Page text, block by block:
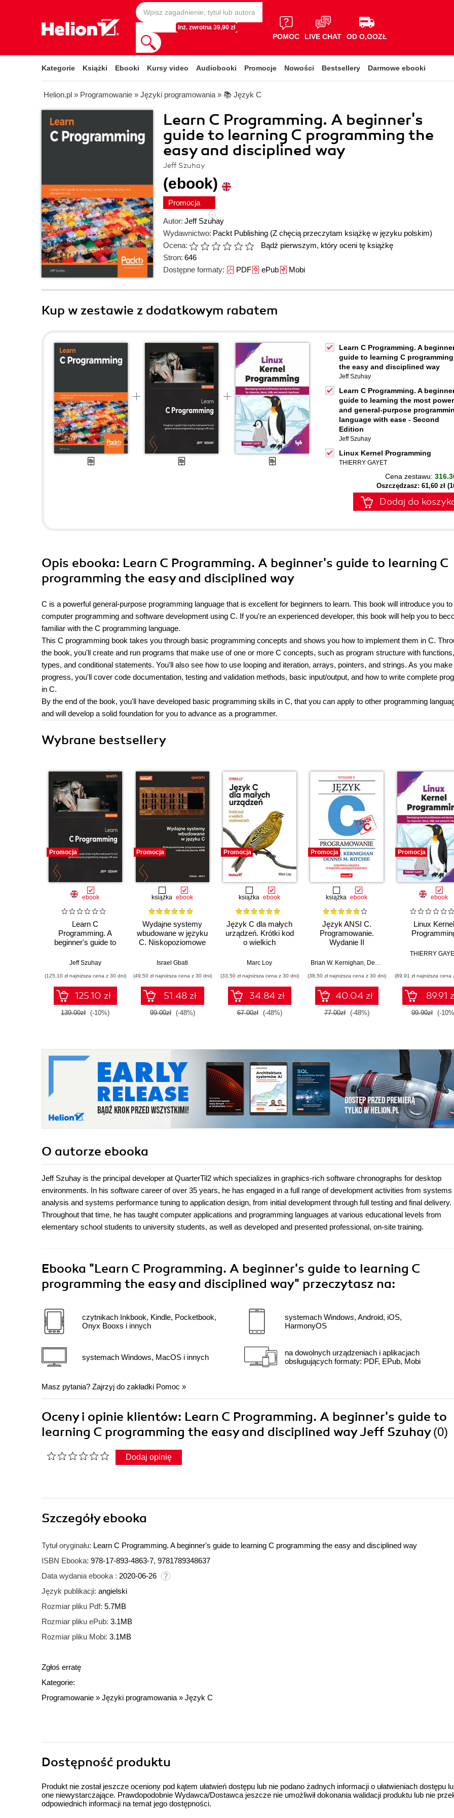
Inż. zwrotna 39,90 zł
POMOC LIVE CHAT OD O,OOZŁ
Kategorie Książki Ebooki Kursy video Audiobooki Promocje Nowości Bestsellery Darmowe ebooki
Helion.pl » Programowanie » Języki programowania » 📚 Język C
Learn C Programming. A beginner's
guide to learning C programming the
easy and disciplined way
Jeff Szuhay
(ebook)
Promocja
Autor: Jeff Szuhay
Wydawnictwo: Packt Publishing (Z chęcią przeczytam książkę w języku polskim)
Ocena:
Bądź pierwszym, który oceni tę książkę
Stron: 646
Dostępne formaty: PDFePubMobi
Kup w zestawie z dodatkowym rabatem
Learn C Programming. A
guide to learning C programming
the easy and disciplined way
Jeff Szuhay
Learn C Programming. A
guide to learning the most
and general-purpose
language with ease - Second
Edition
Jeff Szuhay
Linux Kernel Programming
THIERRY GAYET
Cena zestawu:
Oszczędzasz: 61,60 zł
Dodaj do
Opis ebooka: Learn C Programming. A beginner's guide to learning C
programming the easy and disciplined way
C is a powerful general-purpose programming language that is excellent for beginners to learn. This book will introduce you to
computer programming and software development using C. If you're an experienced developer, this book will help you to
familiar with the C programming language.
This C programming book takes you through basic programming concepts and shows you how to implement them in C.
the book, you'll create and run programs that make use of one or more C concepts, such as program structure with
types, and conditional statements. You'll also see how to use looping and iteration, arrays, pointers, and strings. As you make
progress, you'll cover code documentation, testing and validation methods, basic input/output, and how to write complete
in C.
By the end of the book, you'll have developed basic programming skills in C, that you can apply to other programming
and will develop a solid foundation for you to advance as a programmer.
Wybrane bestsellery
Promocja
ebook
Learn C
Programming. A
beginner's guide to
powerful and general-
programming
language with ease -
Second Edition
Jeff Szuhay
(125,10 zł najniższa cena z 30 dni)
125.10 zł
139.00zł (-10%)
Promocja
książka ebook
Wydajne systemy
wbudowane w języku
C. Niskopoziomowe
mikrokontrolerów
Israel Gbati
(49,50 zł najniższa cena z 30 dni)
51.48 zł
99.00zł (-48%)
Promocja
książka ebook
Język C dla małych
urządzeń. Krótki kod
o wielkich
Marc Loy
(33,50 zł najniższa cena z 30 dni)
34.84 zł
67.00zł (-48%)
Promocja
książka ebook
Język ANSI C.
Programowanie.
Wydanie II
Brian W. Kernighan, Dennis M. Ritchie
(38,50 zł najniższa cena z 30 dni)
40.04 zł
77.00zł (-48%)
Promocja
ebook
Linux Kernel
THIERRY
(89,91 zł najniższa cena
89.91
99.90zł (-
O autorze ebooka
Jeff Szuhay is the principal developer at QuarterTil2 which specializes in graphics-rich software chronographs for desktop
environments. In his software career of over 35 years, he has engaged in a full range of development activities from systems
analysis and systems performance tuning to application design, from initial development through full testing and final delivery.
Throughout that time, he has taught computer applications and programming languages at various educational levels from
elementary school students to university students, as well as developed and presented professional, on-site training.
Ebooka "Learn C Programming. A beginner's guide to learning C
programming the easy and disciplined way" przeczytasz na:
czytnikach Inkbook, Kindle, Pocketbook,
Onyx Booxs i innych
systemach Windows, MacOS i innych
systemach Windows, Android, iOS,
HarmonyOS
na dowolnych urządzeniach i aplikacjach
obsługujących formaty: PDF, EPub, Mobi
Masz pytania? Zajrzyj do zakładki Pomoc »
Oceny i opinie klientów: Learn C Programming. A beginner's guide to
learning C programming the easy and disciplined way Jeff Szuhay(0)
Dodaj opinię
Szczegółyebooka
Tytuł oryginału: Learn C Programming. A beginner's guide to learning C programming the easy and disciplined way
ISBN Ebooka: 978-17-893-4863-7, 9781789348637
Data wydania ebooka : 2020-06-26
Język publikacji: angielski
Rozmiar pliku Pdf: 5.7MB
Rozmiar pliku ePub: 3.1MB
Rozmiar pliku Mobi: 3.1MB
Zgłoś erratę
Kategorie:
Programowanie » Języki programowania » Język C
Dostępność produktu
Produkt nie został jeszcze oceniony pod kątem ułatwień dostępu lub nie podano żadnych informacji o ułatwieniach dostępu
one niewystarczające. Prawdopodobnie Wydawca/Dostawca jeszcze nie umożliwił dokonania walidacji produktu lub nie
odpowiednich informacji na temat jego dostępności.